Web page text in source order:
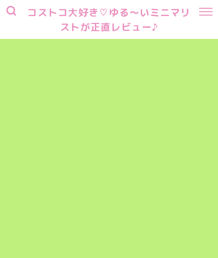
コストコ大好き♡ゆる～いミニマリ
ストが正直レビュー♪